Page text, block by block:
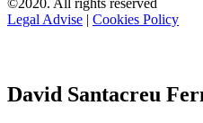
©2020. All rights reserved
Legal Advise | Cookies Policy
David Santacreu